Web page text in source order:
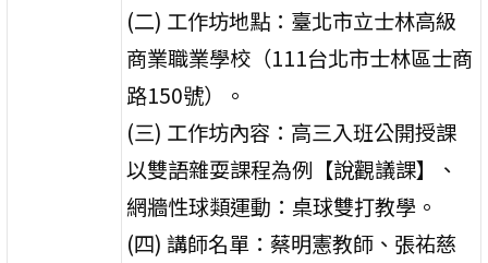
(二) 工作坊地點：臺北市立士林高級
商業職業學校（111台北市士林區士商
路150號）。
(三) 工作坊內容：高三入班公開授課
以雙語雜耍課程為例【說觀議課】、
網牆性球類運動：桌球雙打教學。
(四) 講師名單：蔡明憲教師、張祐慈